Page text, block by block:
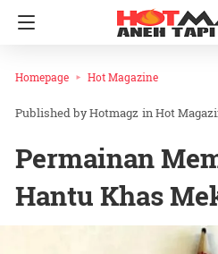
Homepage Hot Magazine
Hotmagz inHot
Permainan
Hantu Khas